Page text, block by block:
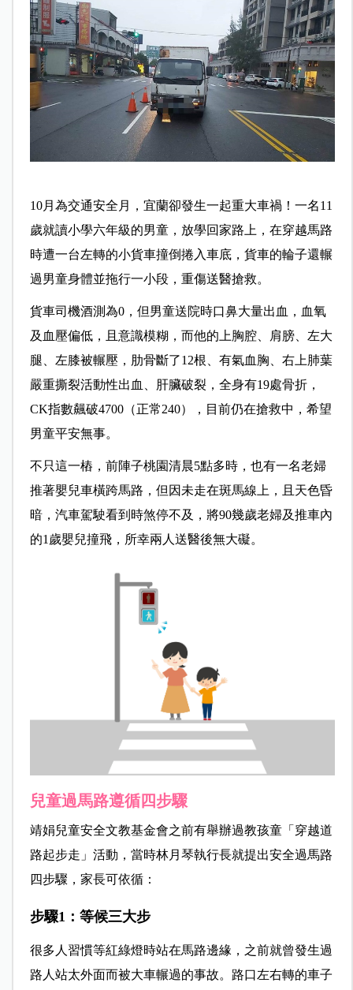
10月為交通安全月，宜蘭卻發生一起重大車禍！一名11
歲就讀小學六年級的男童，放學回家路上，在穿越馬路
時遭一台左轉的小貨車撞倒捲入車底，貨車的輪子還輾
過男童身體並拖行一小段，重傷送醫搶救。
貨車司機酒測為0，但男童送院時口鼻大量出血，血氧
及血壓偏低，且意識模糊，而他的上胸腔、肩膀、左大
腿、左膝被輾壓，肋骨斷了12根、有氣血胸、右上肺葉
嚴重撕裂活動性出血、肝臟破裂，全身有19處骨折，
CK指數飆破4700（正常240），目前仍在搶救中，希望
男童平安無事。
不只這一樁，前陣子桃園清晨5點多時，也有一名老婦
推著嬰兒車橫跨馬路，但因未走在斑馬線上，且天色昏
暗，汽車駕駛看到時煞停不及，將90幾歲老婦及推車內
的1歲嬰兒撞飛，所幸兩人送醫後無大礙。
兒童過馬路遵循四步驟
靖娟兒童安全文教基金會之前有舉辦過教孩童「穿越道
路起步走」活動，當時林月琴執行長就提出安全過馬路
四步驟，家長可依循：
步驟1：等候三大步
很多人習慣等紅綠燈時站在馬路邊緣，之前就曾發生過
路人站太外面而被大車輾過的事故。路口左右轉的車子